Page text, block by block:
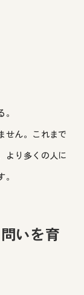
せん。これまで
より多くの人に
いを育